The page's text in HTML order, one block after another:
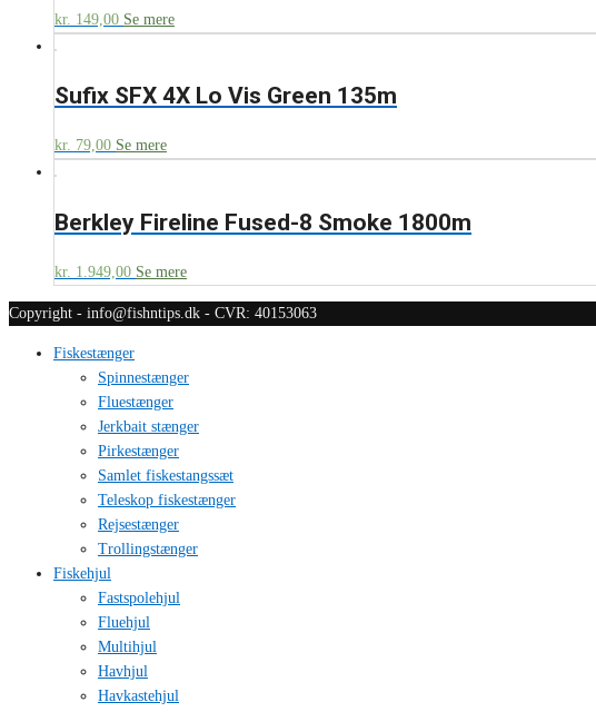
kr. 149,00 Se mere
Sufix SFX 4X Lo Vis Green 135m
kr. 79,00 Se mere
Berkley Fireline Fused-8 Smoke 1800m
kr. 1.949,00 Se mere
Copyright - info@fishntips.dk - CVR: 40153063
Fiskestænger
Spinnestænger
Fluestænger
Jerkbait stænger
Pirkestænger
Samlet fiskestangssæt
Teleskop fiskestænger
Rejsestænger
Trollingstænger
Fiskehjul
Fastspolehjul
Fluehjul
Multihjul
Havhjul
Havkastehjul